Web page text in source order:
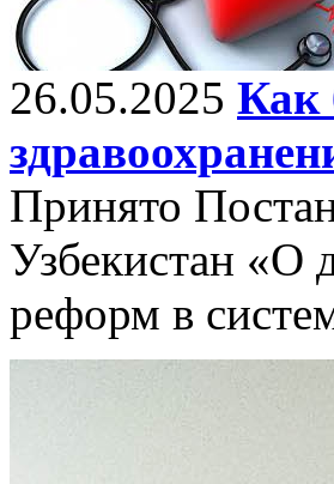
26.05.2025 Как
Принято
Узбекистан «О
реформ в